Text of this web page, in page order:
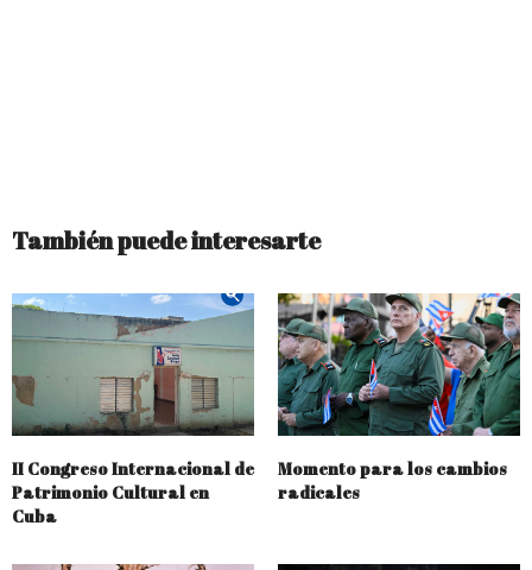
También puede interesarte
II Congreso Internacional de
Patrimonio Cultural en
Cuba
Momento para los cambios
radicales